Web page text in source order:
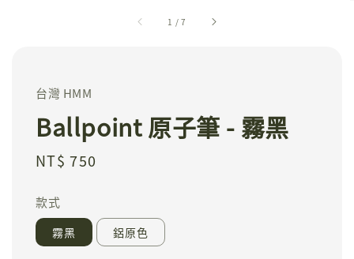
1 /7
台灣 HMM
Ballpoint 原子筆 - 霧黑
Regular
NT$ 750
款式
霧黑 鋁原色